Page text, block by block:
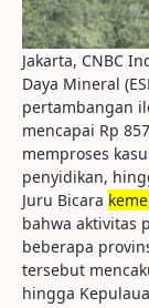
Jakarta, CNBC
Daya Mineral
pertambangan
mencapai Rp
memproses
penyidikan,
Juru Bicara
bahwa aktivitas
beberapa
tersebut
hingga